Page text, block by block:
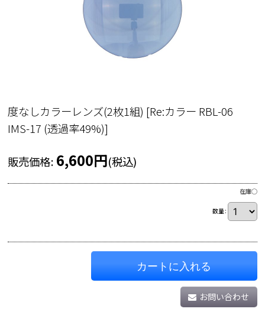
度なしカラーレンズ(2枚1組) [Re:カラー RBL-06
IMS-17 (透過率49%)]
販売価格: 6,600円(税込)
在庫◯
数量:
カートに入れる
お問い合わせ